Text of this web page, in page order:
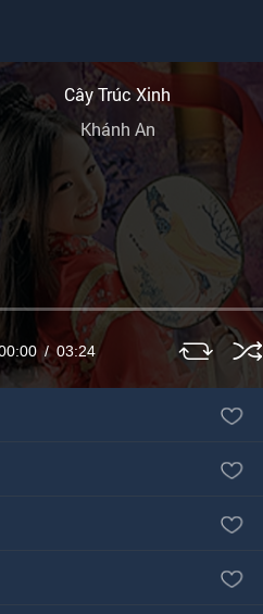
Cây Trúc Xinh
Khánh An
03:24